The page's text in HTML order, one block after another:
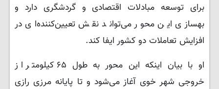
برای توسعه مبادلات اقتصادی و گردشگری دارد و
بهسازی این محور می‌تواند نقش تعیین‌کننده‌ای در
افزایش تعاملات دو کشور ایفا کند.
او با بیان اینکه این محور به طول ۶۵ کیلومتر از
خروجی شهر خوی آغاز می‌شود و تا پایانه مرزی رازی